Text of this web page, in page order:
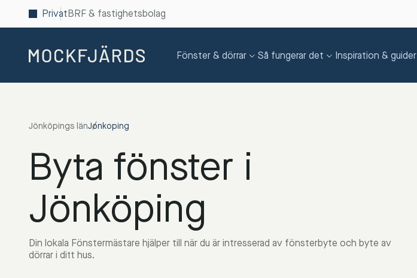
PrivatBRF & fastighetsbolag
Fönster & dörrar Så fungerar det Inspiration & guider
Jönköpings länJonkoping
Byta fönster i
Jönköping
Din lokala Fönstermästare hjälper till när du är intresserad av fönsterbyte och byte av
dörrar i ditt hus.